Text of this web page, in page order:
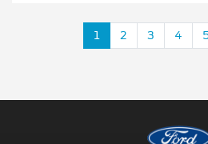
1 2 3 4